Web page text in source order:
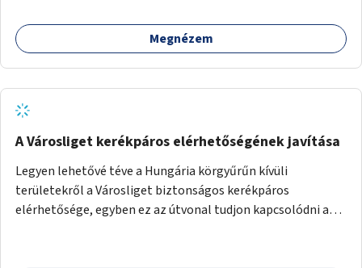
Megnézem
A Városliget kerékpáros elérhetőségének javítása
Legyen lehetővé téve a Hungária körgyűrűn kívüli
területekről a Városliget biztonságos kerékpáros
elérhetősége, egyben ez az útvonal tudjon kapcsolódni a